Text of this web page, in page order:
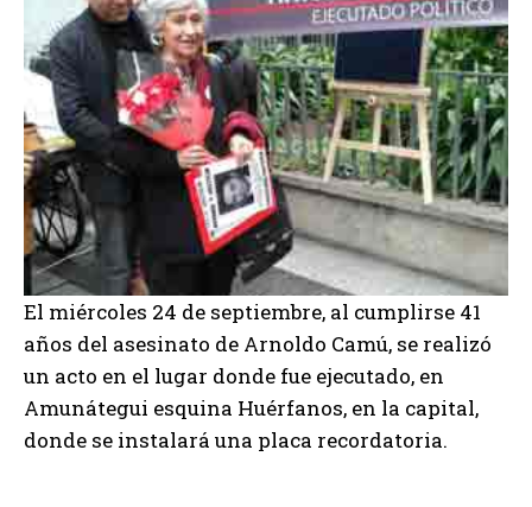
El miércoles 24 de septiembre, al cumplirse 41
años del asesinato de Arnoldo Camú, se realizó
un acto en el lugar donde fue ejecutado, en
Amunátegui esquina Huérfanos, en la capital,
donde se instalará una placa recordatoria.